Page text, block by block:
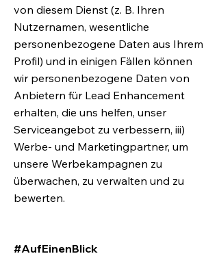
von diesem Dienst (z. B. Ihren
Nutzernamen, wesentliche
personenbezogene Daten aus Ihrem
Profil) und in einigen Fällen können
wir personenbezogene Daten von
Anbietern für Lead Enhancement
erhalten, die uns helfen, unser
Serviceangebot zu verbessern, iii)
Werbe- und Marketingpartner, um
unsere Werbekampagnen zu
überwachen, zu verwalten und zu
bewerten.
#AufEinenBlick